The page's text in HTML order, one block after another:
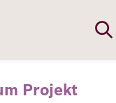
Projekt